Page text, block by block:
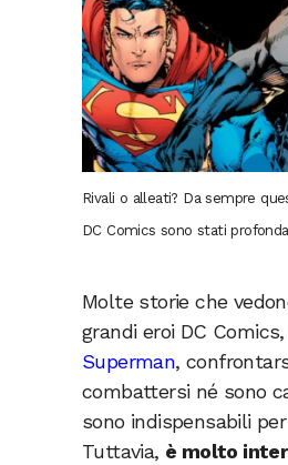
Rivali o alleati? Da sempre
DC Comics sono stati
Molte storie che
grandi eroi DC
Superman,
combattersi né sono
sono indispensabili
Tuttavia, è molto